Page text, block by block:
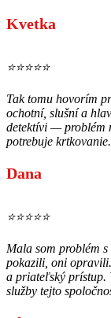
Kvetka
⭐⭐⭐⭐⭐
Tak tomu hovorím
ochotní, slušní a
detektívi — problém
potrebuje
Dana
⭐⭐⭐⭐⭐
Mala som problém
pokazili, oni
a priateľský prístup.
služby tejto